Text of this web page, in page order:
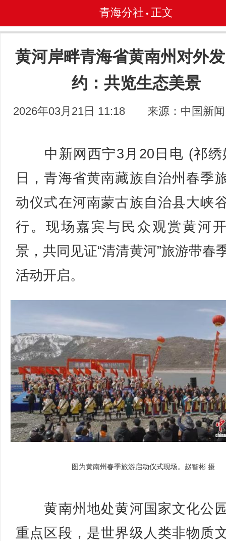
青海分社 • 正文
黄河岸畔青海省黄南州对外
约：共览生态美景
2026年03月21日 11:18 来源：中国新
中新网西宁3月20日电 (祁绣
日，青海省黄南藏族自治州春季
动仪式在河南蒙古族自治县大峡
行。现场嘉宾与民众观赏黄河
景，共同见证“清清黄河”旅游带春
活动开启。
图为黄南州春季旅游启动仪式现场。赵智彬 摄
黄南州地处黄河国家文化公
重点区段，是世界级人类非物质